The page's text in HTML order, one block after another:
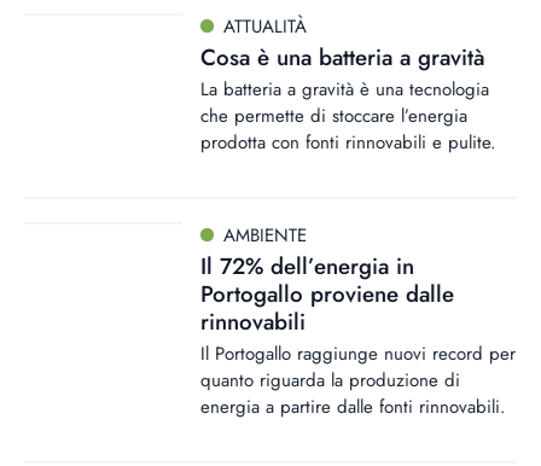
ATTUALITÀ
Cosa è una batteria a gravità
La batteria a gravità è una tecnologia
che permette di stoccare l’energia
prodotta con fonti rinnovabili e pulite.
AMBIENTE
Il 72% dell’energia in
Portogallo proviene dalle
rinnovabili
Il Portogallo raggiunge nuovi record per
quanto riguarda la produzione di
energia a partire dalle fonti rinnovabili.